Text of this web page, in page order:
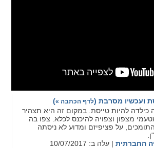
ועכשיו מסרבת (לדף הכתבה »)
כילדה להיות טייסת. במקום זה היא תצהיר
מצפון וצפויה להיכנס לכלא. צפו בה
על פציפיזם ומדוע לא ניסתה
החברתית| עלה ב: 10/07/2017